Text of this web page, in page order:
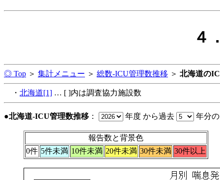
４
◎ Top ＞ 集計メニュー ＞ 総数-ICU管理数推移 ＞ 北海道の
・ 北海道[1] … [ ]内は調査協力施設数
●北海道-ICU管理数推移 ： 年度 から過去 年分
報告数と背景色
0件 5件未満 10件未満 20件未満 30件未満 30件以上